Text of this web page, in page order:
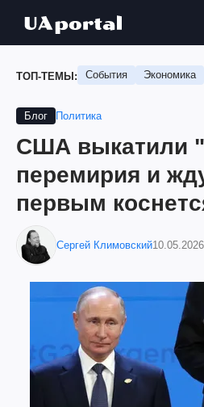
ТОП-ТЕМЫ: События Экономика
Блог Политика
США выкатили
перемирия и
первым
Сергей Климовский